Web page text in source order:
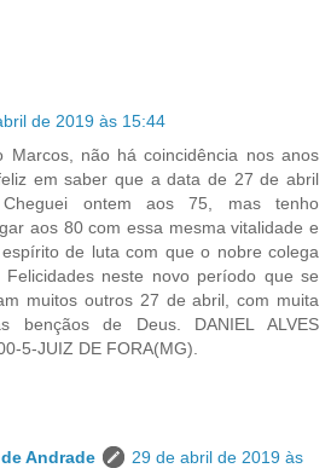
de 2019 às 15:44
Marcos, não há coincidência nos anos
em saber que a data de 27 de abril
ontem aos 75, mas tenho
aos 80 com essa mesma vitalidade e
de luta com que o nobre colega
neste novo período que se
muitos outros 27 de abril, com muita
bençãos de Deus. DANIEL ALVES
5-JUIZ DE FORA(MG).
Andrade
29 de abril de 2019 às